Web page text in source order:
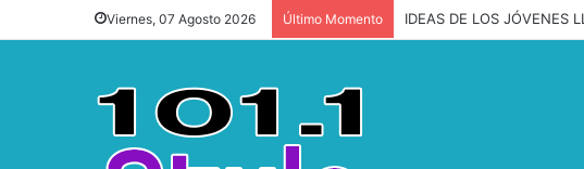
Viernes, 07 Agosto 2026 Último Momento IDEAS DE LOS JÓVENES